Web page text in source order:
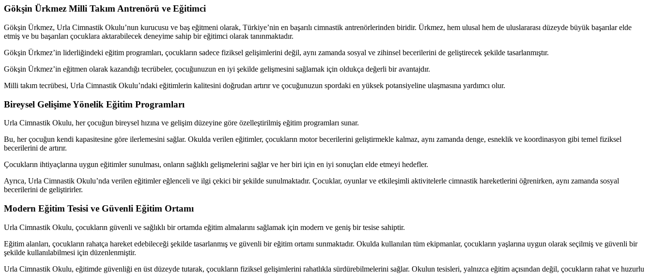
Gökşin Ürkmez Milli Takım Antrenörü ve Eğitimci
Gökşin Ürkmez, Urla Cimnastik Okulu’nun kurucusu ve baş eğitmeni olarak, Türkiye’nin en başarılı cimnastik antrenörlerinden biridir. Ürkmez, hem ulusal hem de uluslararası düzeyde büyük başarılar elde
etmiş ve bu başarıları çocuklara aktarabilecek deneyime sahip bir eğitimci olarak tanınmaktadır.
Gökşin Ürkmez’in liderliğindeki eğitim programları, çocukların sadece fiziksel gelişimlerini değil, aynı zamanda sosyal ve zihinsel becerilerini de geliştirecek şekilde tasarlanmıştır.
Gökşin Ürkmez’in eğitmen olarak kazandığı tecrübeler, çocuğunuzun en iyi şekilde gelişmesini sağlamak için oldukça değerli bir avantajdır.
Milli takım tecrübesi, Urla Cimnastik Okulu’ndaki eğitimlerin kalitesini doğrudan artırır ve çocuğunuzun spordaki en yüksek potansiyeline ulaşmasına yardımcı olur.
Bireysel Gelişime Yönelik Eğitim Programları
Urla Cimnastik Okulu, her çocuğun bireysel hızına ve gelişim düzeyine göre özelleştirilmiş eğitim programları sunar.
Bu, her çocuğun kendi kapasitesine göre ilerlemesini sağlar. Okulda verilen eğitimler, çocukların motor becerilerini geliştirmekle kalmaz, aynı zamanda denge, esneklik ve koordinasyon gibi temel fiziksel
becerilerini de artırır.
Çocukların ihtiyaçlarına uygun eğitimler sunulması, onların sağlıklı gelişmelerini sağlar ve her biri için en iyi sonuçları elde etmeyi hedefler.
Ayrıca, Urla Cimnastik Okulu’nda verilen eğitimler eğlenceli ve ilgi çekici bir şekilde sunulmaktadır. Çocuklar, oyunlar ve etkileşimli aktivitelerle cimnastik hareketlerini öğrenirken, aynı zamanda sosyal
becerilerini de geliştirirler.
Modern Eğitim Tesisi ve Güvenli Eğitim Ortamı
Urla Cimnastik Okulu, çocukların güvenli ve sağlıklı bir ortamda eğitim almalarını sağlamak için modern ve geniş bir tesise sahiptir.
Eğitim alanları, çocukların rahatça hareket edebileceği şekilde tasarlanmış ve güvenli bir eğitim ortamı sunmaktadır. Okulda kullanılan tüm ekipmanlar, çocukların yaşlarına uygun olarak seçilmiş ve güvenli bir
şekilde kullanılabilmesi için düzenlenmiştir.
Urla Cimnastik Okulu, eğitimde güvenliği en üst düzeyde tutarak, çocukların fiziksel gelişimlerini rahatlıkla sürdürebilmelerini sağlar. Okulun tesisleri, yalnızca eğitim açısından değil, çocukların rahat ve huzurlu